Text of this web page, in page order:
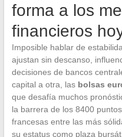
forma a los
financieros
Imposible hablar de
ajustan sin descanso,
decisiones de bancos
capital a otra, las bolsas
que desafía muchos
la barrera de los 8400
francesas entre las más
su estatus como plaza